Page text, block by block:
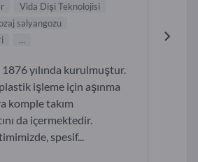
Vida Dişi Teknolojisi
salyangozu
...
yılında kurulmuştur.
işleme için aşınma
komple takım
da içermektedir.
spesif...